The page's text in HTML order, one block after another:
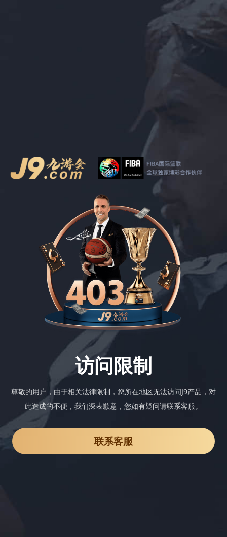
访问限制
尊敬的用户，由于相关法律限制，您所在地区无法访问J9产品，对
此造成的不便，我们深表歉意，您如有疑问请联系客服。
联系客服